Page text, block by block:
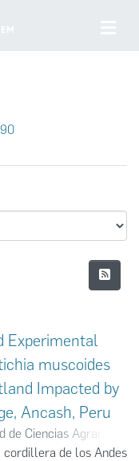
Experimental
muscoides
Impacted by
Ancash, Peru
Ciencias Agrarias -
)Instituto Nacional de
cordillera de los Andes